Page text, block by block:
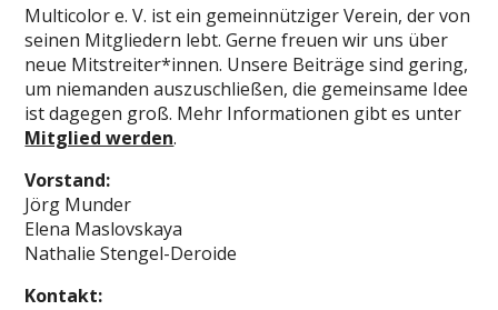
Multicolor e. V. ist ein gemeinnütziger Verein, der von
seinen Mitgliedern lebt. Gerne freuen wir uns über
neue Mitstreiter*innen. Unsere Beiträge sind gering,
um niemanden auszuschließen, die gemeinsame Idee
ist dagegen groß. Mehr Informationen gibt es unter
Mitglied werden.
Vorstand:
Jörg Munder
Elena Maslovskaya
Nathalie Stengel-Deroide
Kontakt: